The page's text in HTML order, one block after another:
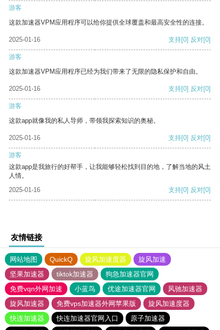
游客
这款加速器VPM应用程序可以给你提供全球覆盖和最高安全性的连接。
2025-01-16 支持[0] 反对[0]
游客
这款加速器VPM应用程序已经为我们带来了无限的隐私保护和自由。
2025-01-16 支持[0] 反对[0]
游客
这款app就像我的私人导师，带领我探索知识的奥秘。
2025-01-16 支持[0] 反对[0]
游客
这款app是我旅行的好帮手，让我能够轻松找到目的地，了解当地的风土
人情。
2025-01-16
支持[0] 反对[0]
友情链接
网站地图 QuickQ 旋风加速度器
旋风加速
坚果加速器
tiktok加速器
狗急加速器官网
免费vqn外网加速
小蓝鸟 优途加速器官网
风驰加速器
旋风加速器
免费vps加速器外网苹果版
旋风加速度器
快连加速器
快连加速器官网入口
原子加速器